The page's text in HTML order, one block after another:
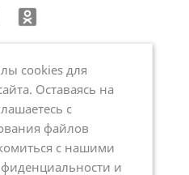
Оплата и доставка
Программа лояльности
Публичная оферта
Политика обработки
персональных данных
cookies для
Оставаясь на
с
файлов
с нашими
и